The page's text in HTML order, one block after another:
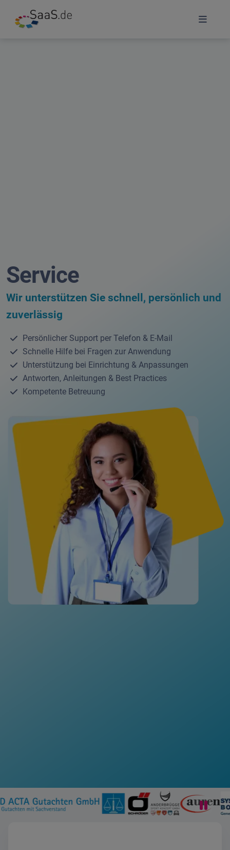
Service
Wir unterstützen Sie schnell, persönlich und
zuverlässig
Persönlicher Support per Telefon & E-Mail
Schnelle Hilfe bei Fragen zur Anwendung
Unterstützung bei Einrichtung & Anpassungen
Antworten, Anleitungen & Best Practices
Kompetente Betreuung